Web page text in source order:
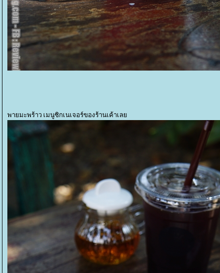
พายมะพร้าว เมนูซิกเนเจอร์ของร้านเค้าเล